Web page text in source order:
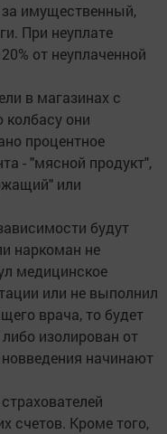
за имущественный,
При неуплате
от неуплаченной
в магазинах с
колбасу они
процентное
- "мясной продукт",
или
будут
наркоман не
медицинское
или не выполнил
врача, то будет
изолирован от
начинают
счетов. Кроме того,